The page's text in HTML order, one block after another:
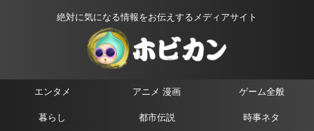
絶対に気になる情報をお伝えするメディアサイト
エンタメ アニメ 漫画 ゲーム全般
暮らし 都市伝説 時事ネタ